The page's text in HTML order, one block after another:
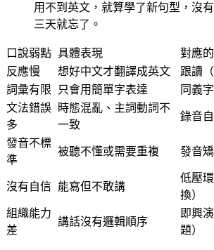
用不到英文，就算學了新句型，沒
三天就忘了。
口說弱點 具體表現
對應
反應慢
想好中文才翻譯成英文
跟讀
詞彙有限
只會用簡單字表達
同義
文法錯誤
多
時態混亂、主詞動詞不
一致
錄音
發音不標
準
被聽不懂或需要重複 發音
沒有自信 能寫但不敢講
低壓
換）
組織能力
差
講話沒有邏輯順序
即興
題）